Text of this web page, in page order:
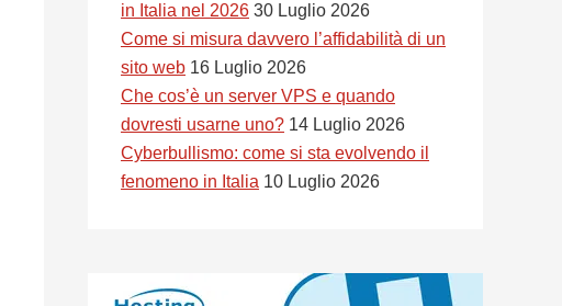
in Italia nel 2026 30 Luglio 2026
Come si misura davvero l’affidabilità di un
sito web 16 Luglio 2026
Che cos’è un server VPS e quando
dovresti usarne uno? 14 Luglio 2026
Cyberbullismo: come si sta evolvendo il
fenomeno in Italia 10 Luglio 2026